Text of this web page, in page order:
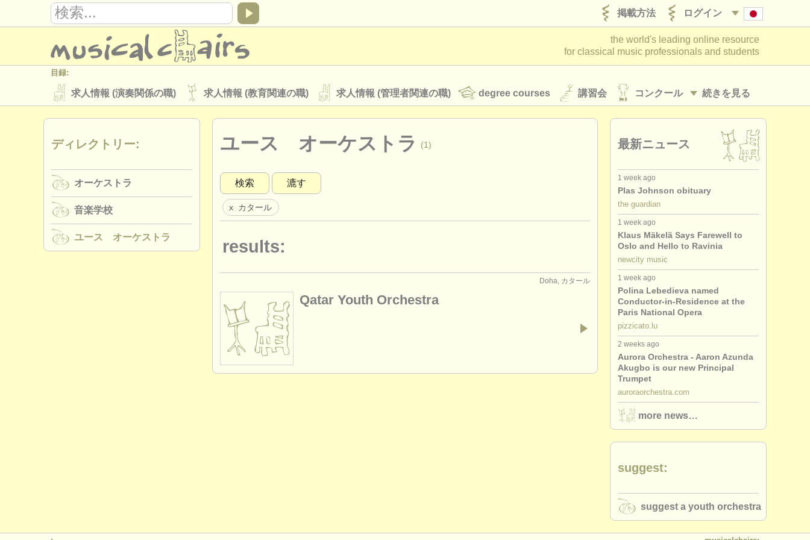
ログイン
掲載方法
the world's leading online resource
for classical music professionals and students
目録:
続きを見る
求人情報 (演奏関係の職) 求人情報 (教育関連の職) 求人情報 (管理者関連の職) degree courses 講習会 コンクール
楽器の販売 盗まれた楽器
ディレクトリー:
musicalchairs:
musicalchairsについて お問い合わせ
出版社:
掲載方法 find out about our ATS ATS
ユース オーケストラ (1)
検索 漉す
x カタール
results:
Doha, カタール
Qatar Youth Orchestra
ディレクトリー:
オーケストラ
音楽学校
ユース オーケストラ
最新ニュース
1 week ago
Plas Johnson obituary
the guardian
1 week ago
Klaus Mäkelä Says Farewell to
Oslo and Hello to Ravinia
newcity music
1 week ago
Polina Lebedieva named
Conductor-in-Residence at the
Paris National Opera
pizzicato.lu
2 weeks ago
Aurora Orchestra - Aaron Azunda
Akugbo is our new Principal
Trumpet
auroraorchestra.com
more news…
suggest:
suggest a youth orchestra